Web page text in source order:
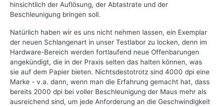
hinsichtlich der Auflösung, der Abtastrate und der
Beschleunigung bringen soll.
Natürlich haben wir es uns nicht nehmen lassen, ein Exemplar
der neuen Schlangenart in unser Testlabor zu locken, denn im
Hardware-Bereich werden fortlaufend neue Offenbarungen
angekündigt, die in der Praxis selten das halten können, was
sie auf dem Papier bieten. Nichtsdestotrotz sind 4000 dpi eine
Marke - v.a. dann, wenn man die Erfahrung gemacht hat, dass
bereits 2000 dpi bei voller Beschleunigung der Maus mehr als
ausreichend sind, um jede Anforderung an die Geschwindigkeit